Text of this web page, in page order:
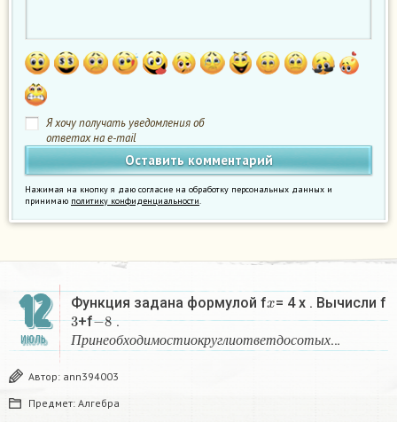
Я хочу получать уведомления об
ответах на e-mail
Нажимая на кнопку я даю согласие на обработку персональных данных и
принимаю политику конфиденциальности.
12
ИЮЛЬ
Функция задана формулой fx= 4 x . Вычисли f
3+f 8.
П р и н е о б хо д имо с т и о кр у гл и о т в е т д о с о т ых
Пр об о т …
Автор: ann394003
Предмет: Алгебра